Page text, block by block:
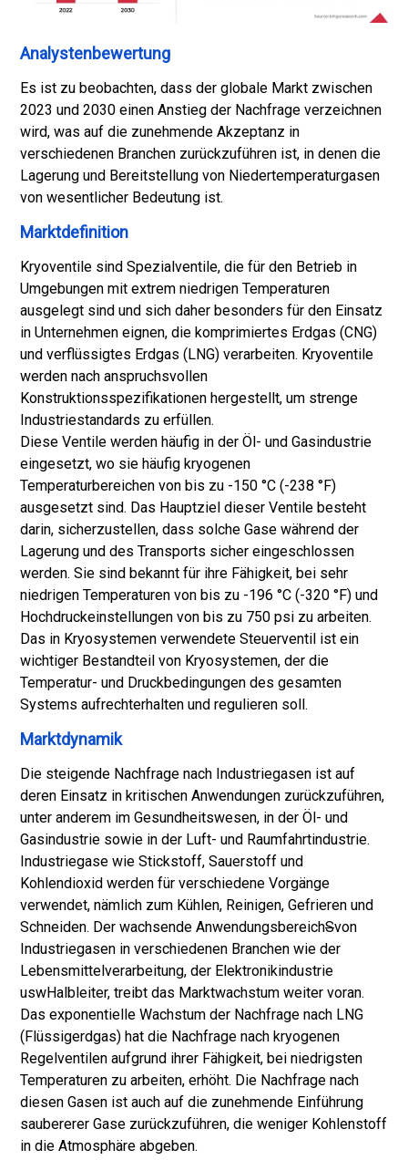
Analystenbewertung
Es ist zu beobachten, dass der globale Markt zwischen
2023 und 2030 einen Anstieg der Nachfrage verzeichnen
wird, was auf die zunehmende Akzeptanz in
verschiedenen Branchen zurückzuführen ist, in denen die
Lagerung und Bereitstellung von Niedertemperaturgasen
von wesentlicher Bedeutung ist.
Marktdefinition
Kryoventile sind Spezialventile, die für den Betrieb in
Umgebungen mit extrem niedrigen Temperaturen
ausgelegt sind und sich daher besonders für den Einsatz
in Unternehmen eignen, die komprimiertes Erdgas (CNG)
und verflüssigtes Erdgas (LNG) verarbeiten. Kryoventile
werden nach anspruchsvollen
Konstruktionsspezifikationen hergestellt, um strenge
Industriestandards zu erfüllen.
Diese Ventile werden häufig in der Öl- und Gasindustrie
eingesetzt, wo sie häufig kryogenen
Temperaturbereichen von bis zu -150 °C (-238 °F)
ausgesetzt sind. Das Hauptziel dieser Ventile besteht
darin, sicherzustellen, dass solche Gase während der
Lagerung und des Transports sicher eingeschlossen
werden. Sie sind bekannt für ihre Fähigkeit, bei sehr
niedrigen Temperaturen von bis zu -196 °C (-320 °F) und
Hochdruckeinstellungen von bis zu 750 psi zu arbeiten.
Das in Kryosystemen verwendete Steuerventil ist ein
wichtiger Bestandteil von Kryosystemen, der die
Temperatur- und Druckbedingungen des gesamten
Systems aufrechterhalten und regulieren soll.
Marktdynamik
Die steigende Nachfrage nach Industriegasen ist auf
deren Einsatz in kritischen Anwendungen zurückzuführen,
unter anderem im Gesundheitswesen, in der Öl- und
Gasindustrie sowie in der Luft- und Raumfahrtindustrie.
Industriegase wie Stickstoff, Sauerstoff und
Kohlendioxid werden für verschiedene Vorgänge
verwendet, nämlich zum Kühlen, Reinigen, Gefrieren und
Schneiden. Der wachsende AnwendungsbereichSvon
Industriegasen in verschiedenen Branchen wie der
Lebensmittelverarbeitung, der Elektronikindustrie
uswHalbleiter, treibt das Marktwachstum weiter voran.
Das exponentielle Wachstum der Nachfrage nach LNG
(Flüssigerdgas) hat die Nachfrage nach kryogenen
Regelventilen aufgrund ihrer Fähigkeit, bei niedrigsten
Temperaturen zu arbeiten, erhöht. Die Nachfrage nach
diesen Gasen ist auch auf die zunehmende Einführung
saubererer Gase zurückzuführen, die weniger Kohlenstoff
in die Atmosphäre abgeben.